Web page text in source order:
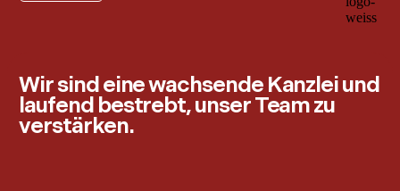
Wir sind eine wachsende Kanzlei und
laufend bestrebt, unser Team zu
verstärken.